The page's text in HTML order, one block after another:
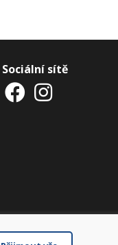
Sociální sítě